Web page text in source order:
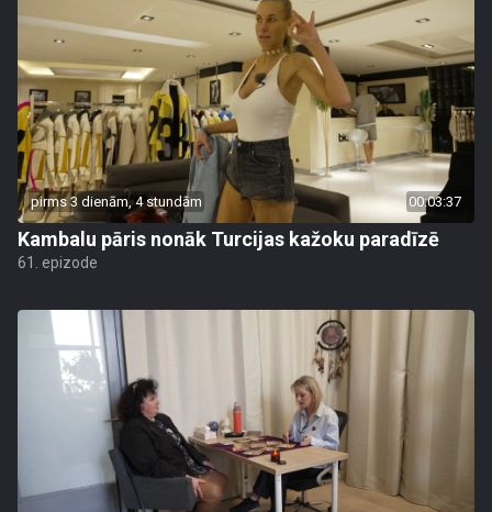
pirms 3 dienām, 4 stundām 00:03:37
Kambalu pāris nonāk Turcijas kažoku paradīzē
61. epizode